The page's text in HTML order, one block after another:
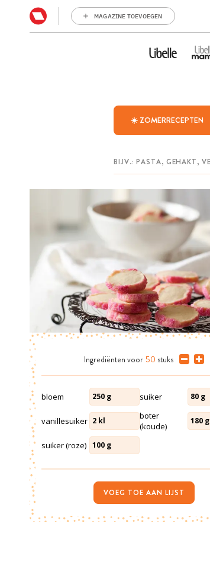
MAGAZINE TOEVOEGEN
☀️ ZOMERRECEPTEN
Ingrediënten voor 50 stuks
bloem 250 g suiker 80 g
vanillesuiker 2 kl
boter
(koude)
180 g
suiker (roze) 100 g
VOEG TOE AAN LIJST